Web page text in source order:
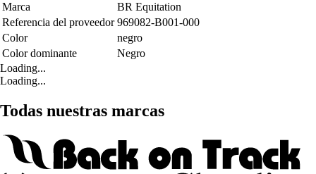
Marca
BR Equitation
Referencia del proveedor 969082-B001-000
Color
negro
Color dominante
Negro
Loading...
Loading...
Todas nuestras marcas